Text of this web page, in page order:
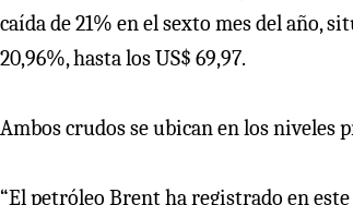
caída de 21% en el sexto mes del año,
20,96%, hasta los US$ 69,97.
Ambos crudos se ubican en los niveles
“El petróleo Brent ha registrado en